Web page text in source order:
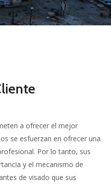
a ofrecer el mejor
se esfuerzan en ofrecer una
Por lo tanto, sus
y el mecanismo de
de visado que sus